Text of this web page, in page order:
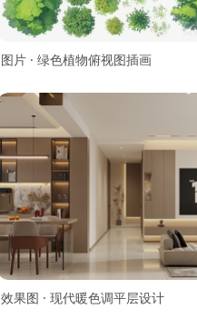
图片 · 绿色植物俯视图插画
效果图 · 现代暖色调平层设计